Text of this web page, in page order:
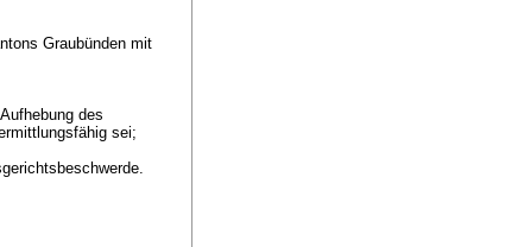
Graubünden mit
des
sei;